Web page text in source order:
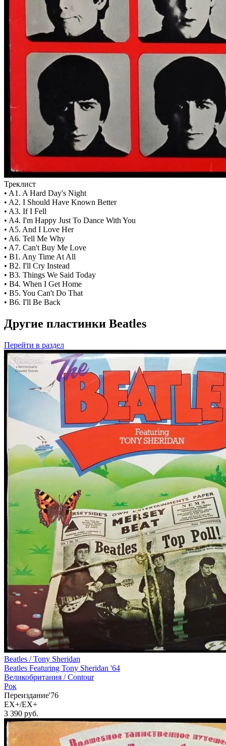
Треклист
• A1. A Hard Day's Night
• A2. I Should Have Known Better
• A3. If I Fell
• A4. I'm Happy Just To Dance With You
• A5. And I Love Her
• A6. Tell Me Why
• A7. Can't Buy Me Love
• B1. Any Time At All
• B2. I'll Cry Instead
• B3. Things We Said Today
• B4. When I Get Home
• B5. You Can't Do That
• B6. I'll Be Back
Другие пластинки Beatles
Перейти в раздел
Beatles / Tony Sheridan
Beatles Featuring Tony Sheridan '64
Великобритания /Contour
Рок
Переиздание'76
EX+/EX+
3 390 руб.